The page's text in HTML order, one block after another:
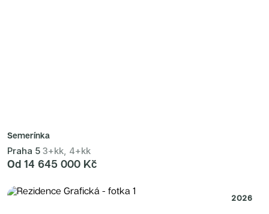
Semerínka
Praha 5 3+kk, 4+kk
Od 14 645 000 Kč
2026